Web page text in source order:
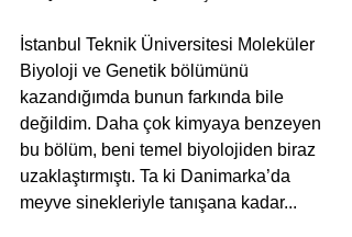
İstanbul Teknik Üniversitesi Moleküler
Biyoloji ve Genetik bölümünü
kazandığımda bunun farkında bile
değildim. Daha çok kimyaya benzeyen
bu bölüm, beni temel biyolojiden biraz
uzaklaştırmıştı. Ta ki Danimarka’da
meyve sinekleriyle tanışana kadar...